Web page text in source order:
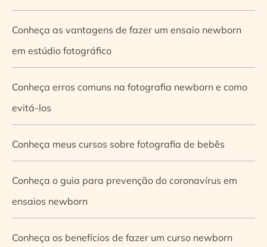
Conheça as vantagens de fazer um ensaio newborn
em estúdio fotográfico
Conheça erros comuns na fotografia newborn e como
evitá-los
Conheça meus cursos sobre fotografia de bebês
Conheça o guia para prevenção do coronavírus em
ensaios newborn
Conheça os benefícios de fazer um curso newborn